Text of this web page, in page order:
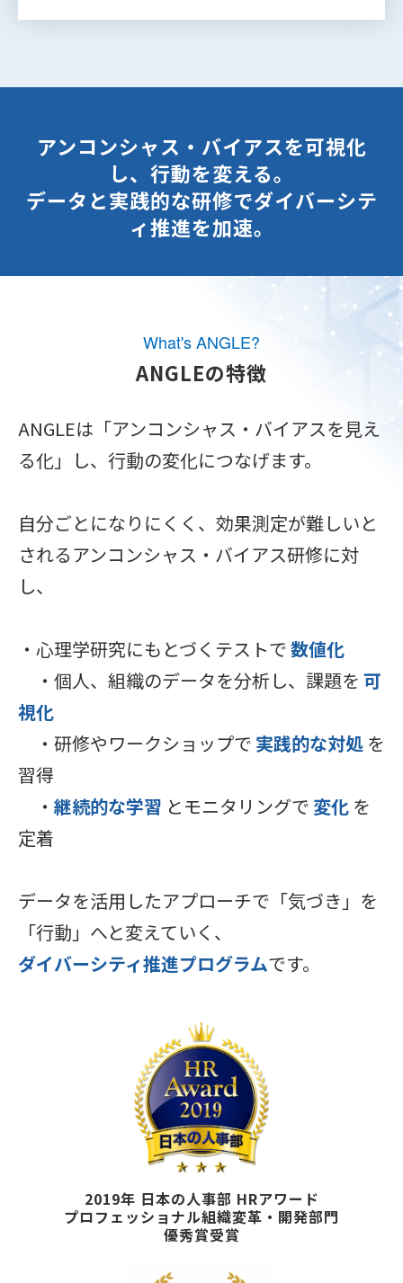
アンコンシャス・バイアスを可視化
し、行動を変える。
データと実践的な研修でダイバーシテ
ィ推進を加速。
What's ANGLE?
ANGLEの特徴
ANGLEは「アンコンシャス・バイアスを見え
る化」し、行動の変化につなげます。
自分ごとになりにくく、効果測定が難しいと
されるアンコンシャス・バイアス研修に対
し、
・心理学研究にもとづくテストで数値化
・個人、組織のデータを分析し、課題を 可
視化
・研修やワークショップで 実践的な対処 を
習得
・ 継続的な学習 とモニタリングで 変化 を
定着
データを活用したアプローチで「気づき」を
「行動」へと変えていく、
ダイバーシティ推進プログラムです。
2019年 日本の人事部 HRアワード
プロフェッショナル組織変革・開発部門
優秀賞受賞